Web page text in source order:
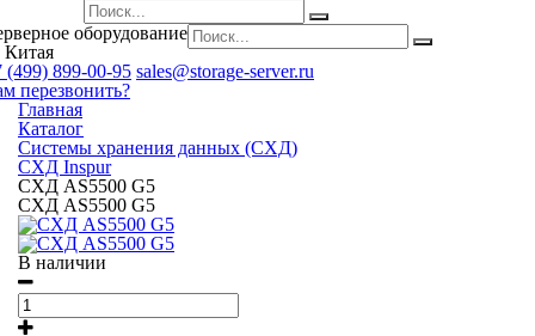
оборудование
Китая
(499) 899-00-95 sales@storage-server.ru
перезвонить?
Главная
Каталог
Системы хранения данных (СХД)
СХД Inspur
СХД AS5500 G5
СХД AS5500 G5
В наличии